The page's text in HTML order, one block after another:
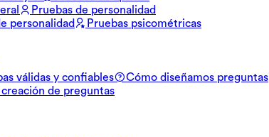
Pruebas de personalidad
personalidad
Pruebas psicométricas
válidas y confiables
Cómo diseñamos preguntas
de preguntas